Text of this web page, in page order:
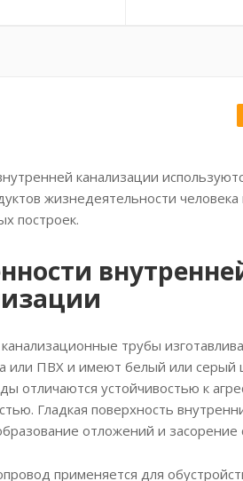
канализации
жизнедеятельности
построек.
трубы
или ПВХ и имеют белый или серый
отличаются устойчивостью к
Гладкая поверхность
отложений и засорение
применяется для